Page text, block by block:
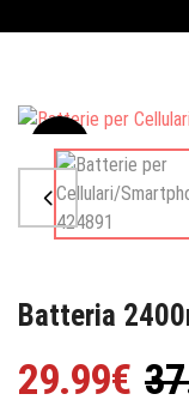
Sale
Batteria
29.99€